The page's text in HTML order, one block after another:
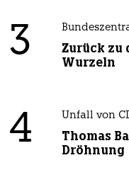
3
Zurück zu
Wurzeln
4 Unfall von
Thomas
Dröhnung